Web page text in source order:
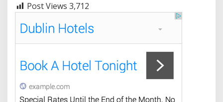
Post Views 3,712